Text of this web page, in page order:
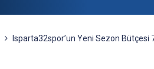
Isparta32spor’un Yeni Sezon Bütçesi